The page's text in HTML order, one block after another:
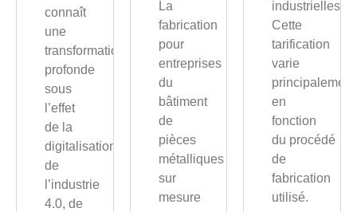
connaît
une
transformation
profonde
sous
l’effet
de la
digitalisation,
de
l’industrie
4.0, de
La
fabrication
pour
entreprises
du
bâtiment
de
pièces
métalliques
sur
mesure
industrielles.
Cette
tarification
varie
en
fonction
du procédé
de
fabrication
utilisé.